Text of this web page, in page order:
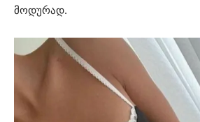
მოდურად.